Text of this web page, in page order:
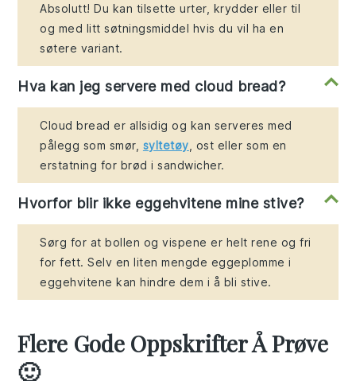
Absolutt! Du kan tilsette urter, krydder eller til
og med litt søtningsmiddel hvis du vil ha en
søtere variant.
Hva kan jeg servere med cloud bread?
Cloud bread er allsidig og kan serveres med
pålegg som smør, syltetøy , ost eller som en
erstatning for brød i sandwicher.
Hvorfor blir ikke eggehvitene mine stive?
Sørg for at bollen og vispene er helt rene og fri
for fett. Selv en liten mengde eggeplomme i
eggehvitene kan hindre dem i å bli stive.
Flere Gode Oppskrifter Å Prøve
🙂